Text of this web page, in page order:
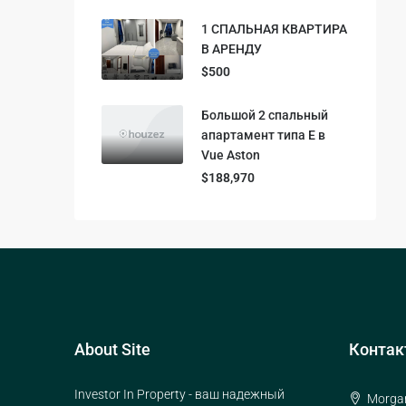
1 СПАЛЬНАЯ КВАРТИРА
В АРЕНДУ
$500
Большой 2 спальный
апартамент типа Е в
Vue Aston
$188,970
About Site
Investor In Property - ваш надежный